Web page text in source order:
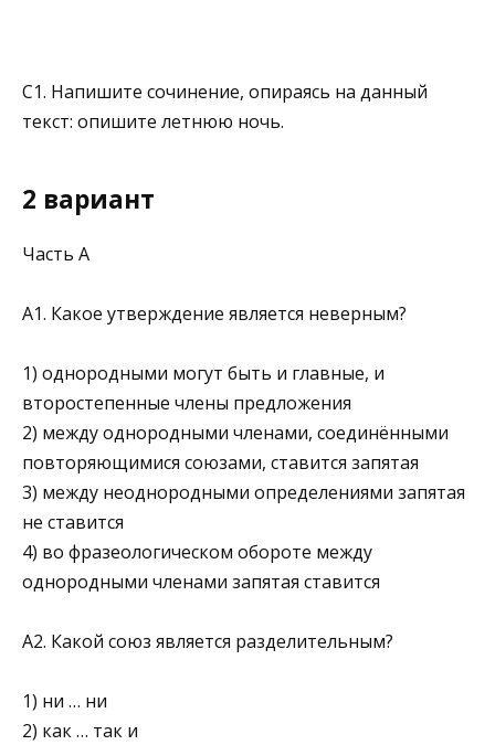
C1. Напишите сочинение, опираясь на данный
текст: опишите летнюю ночь.­
2 вариант
Часть А
A1. Какое утверждение является неверным?
1) однородными могут быть и главные, и
второстепен­ные члены предложения
2) между однородными членами, соединёнными
повто­ряющимися союзами, ставится запятая
3) между неоднородными определениями запятая
не ста­вится
4) во фразеологическом обороте между
однородными чле­нами запятая ставится
А2. Какой союз является разделительным?
1) ни … ни
2) как … так и